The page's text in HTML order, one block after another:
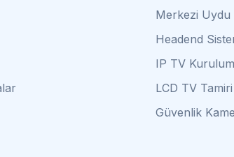
Merkezi Uydu
Headend
IP TV Kurulum
LCD TV Tamiri
Güvenlik